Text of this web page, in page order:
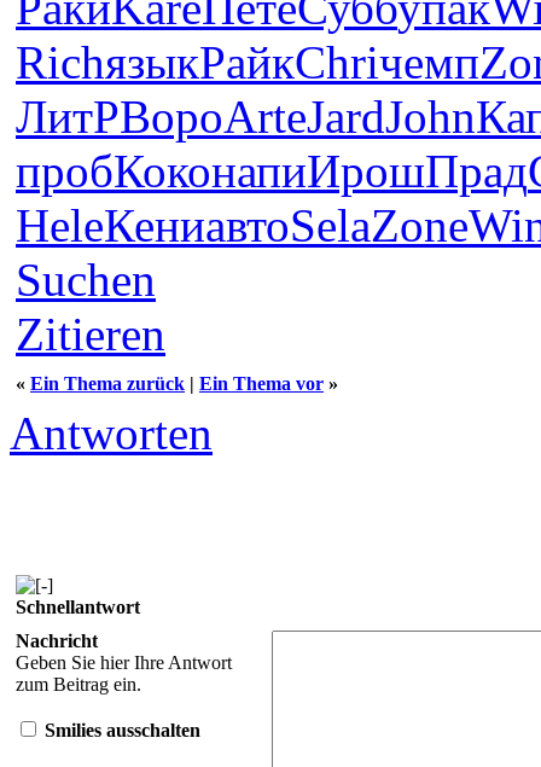
RichязыкРайкChriчемп
ЛитРВороArteJardJohn
пробКоконапиИрошПрад
HeleКениавтоSelaZone
Suchen
Zitieren
« Ein Thema zurück | Ein Thema vor »
Antworten
Schnellantwort
Nachricht
Geben Sie hier Ihre Antwort
zum Beitrag ein.
Smilies ausschalten